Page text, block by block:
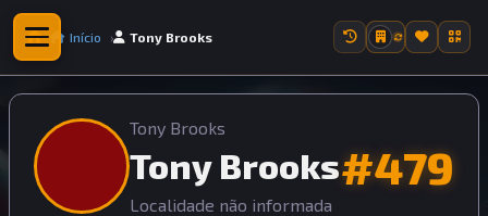
Início Tony Brooks
Tony Brooks
Tony Brooks
Localidade não informada
#479